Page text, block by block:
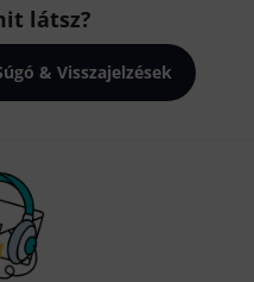
látsz?
& Visszajelzések